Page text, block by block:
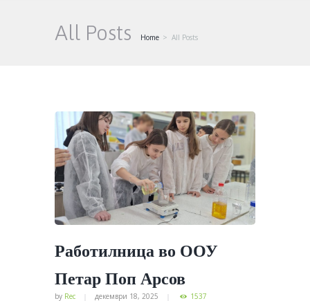
All Posts Home All Posts
Работилница во ООУ
Петар Поп Арсов
by Rec декември 18, 2025 1537